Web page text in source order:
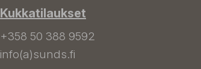
Kukkatilaukset
+358 50 388 9592
info(a)sunds.fi